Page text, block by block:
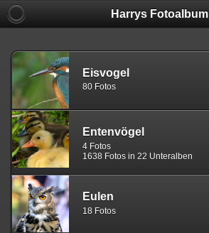
Harrys Fotoalbum
Eisvogel
80 Fotos
Entenvögel
4 Fotos
1638 Fotos in 22 Unteralben
Eulen
18 Fotos